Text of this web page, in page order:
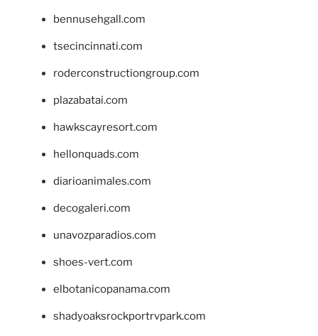
bennusehgall.com
tsecincinnati.com
roderconstructiongroup.com
plazabatai.com
hawkscayresort.com
hellonquads.com
diarioanimales.com
decogaleri.com
unavozparadios.com
shoes-vert.com
elbotanicopanama.com
shadyoaksrockportrvpark.com